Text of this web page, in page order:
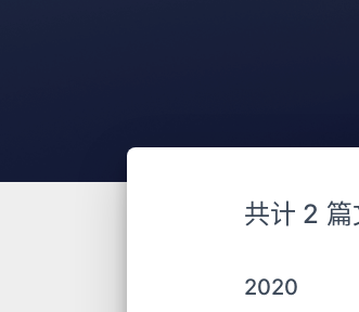
共计 2 篇
2020